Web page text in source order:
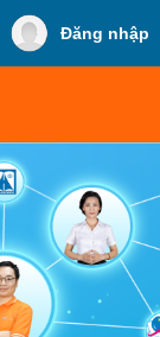
Đăng nhập